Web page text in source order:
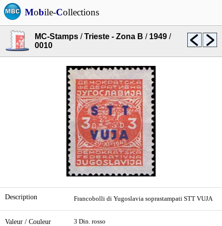
Mobile-Collections
MC-Stamps /Trieste - Zona B / 1949 /
0010
Description Francobolli di Yugoslavia soprastampati STT VUJA
Valeur / Couleur 3 Din. rosso